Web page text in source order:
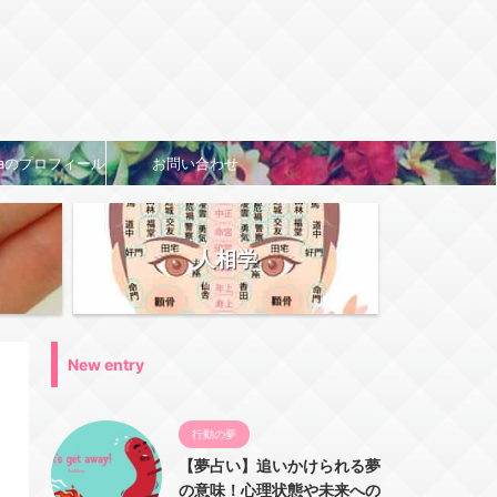
プロフィール お問い合わせ
人相学
New entry
行動の夢
【夢占い】追いかけられる夢
の意味！心理状態や未来への